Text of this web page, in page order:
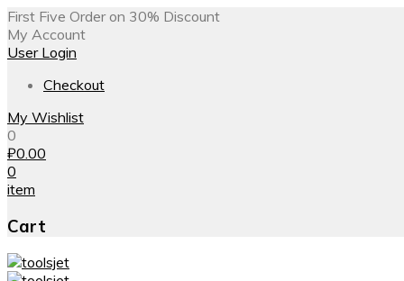
First Five Order on 30% Discount
My Account
User Login
Checkout
My Wishlist
0
₽0.00
0
item
Cart